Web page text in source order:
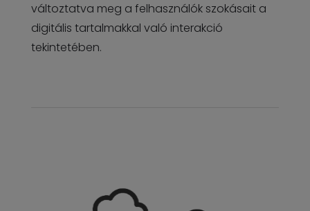
változtatva meg a felhasználók szokásait a
digitális tartalmakkal való interakció
tekintetében.